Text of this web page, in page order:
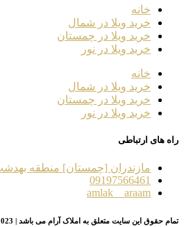
خانه
خرید ویلا در شمال
خرید ویلا در چمستان
خرید ویلا در نور
خانه
خرید ویلا در شمال
خرید ویلا در چمستان
خرید ویلا در نور
راه های ارتباطی
مازندران [چمستان] منطقه
09197566461
amlak__araam
تمام حقوق این سایت متعلق به املاک آرام می باشد | Copyright ©2023